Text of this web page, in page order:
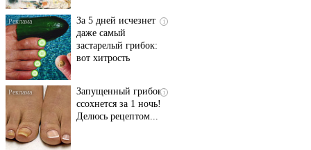
За 5 дней исчезнет
даже самый
застарелый грибок:
вот хитрость
Запущенный грибок
ссохнется за 1 ночь!
Делюсь рецептом...